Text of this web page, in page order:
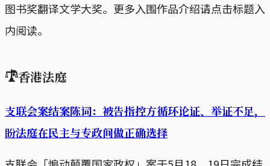
图书奖翻译文学大奖。更多入围作品介绍请点击标题入
内阅读。
𓍝香港法庭
支联会案结案陈词：被告指控方循环论证、举证不足，
盼法庭在民主与专政间做正确选择